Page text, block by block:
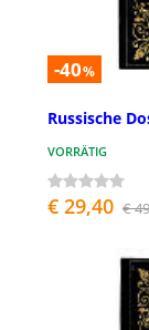
-40%
Russische
VORRÄTIG
€ 29,40 €